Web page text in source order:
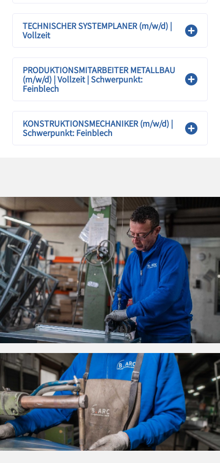
TECHNISCHER SYSTEMPLANER (m/w/d) |
Vollzeit
PRODUKTIONSMITARBEITER METALLBAU
(m/w/d) | Vollzeit | Schwerpunkt:
Feinblech
KONSTRUKTIONSMECHANIKER (m/w/d) |
Schwerpunkt: Feinblech